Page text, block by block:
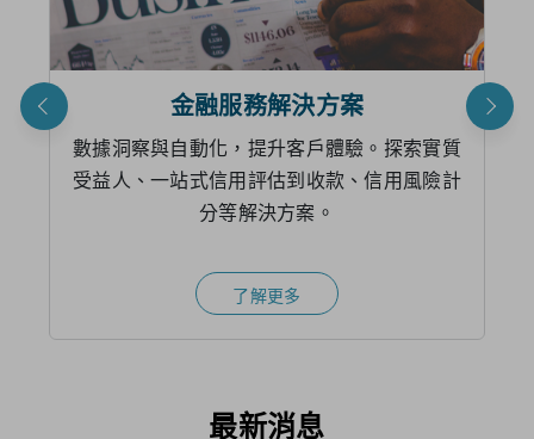
金融服務解決方案
數據洞察與自動化，提升客戶體驗。​探索實質
受益人、一站式信用評估到收款、信用風險計
分等解決方案。
了解更多
最新消息